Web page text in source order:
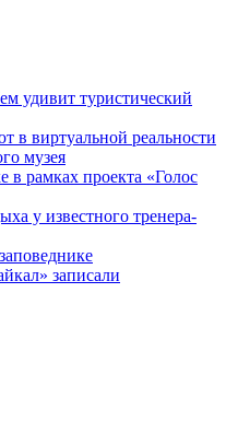
удивит туристический
в виртуальной реальности
музея
рамках проекта «Голос
у известного тренера-
записали